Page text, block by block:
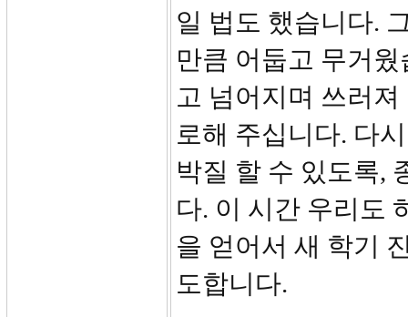
일 법도 했습니다.
만큼 어둡고 무거
고 넘어지며 쓰러
로해 주십니다. 다
박질 할 수 있도록,
다. 이 시간 우리도
을 얻어서 새 학기
도합니다.